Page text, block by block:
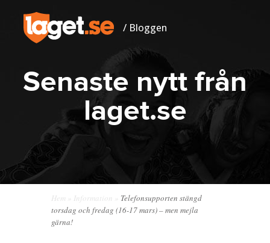
/ Bloggen
Senaste nytt från
laget.se
Hem Information
Telefonsupporten stängd
torsdag och fredag (16-17 mars) – men mejla
gärna!